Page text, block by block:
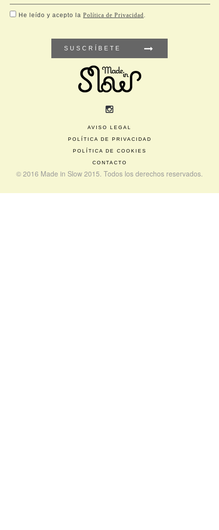
He leído y acepto la Política de Privacidad.
SUSCRÍBETE
AVISO LEGAL
POLÍTICA DE PRIVACIDAD
POLÍTICA DE COOKIES
CONTACTO
© 2016 Made in Slow 2015. Todos los derechos reservados.